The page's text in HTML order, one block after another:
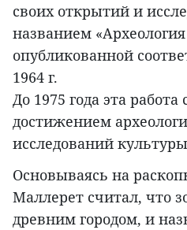
своих открытий и
названием
опубликованной
1964 г.
До 1975 года эта
достижением
исследований
Основываясь на
Маллерет считал, что
древним городом, и